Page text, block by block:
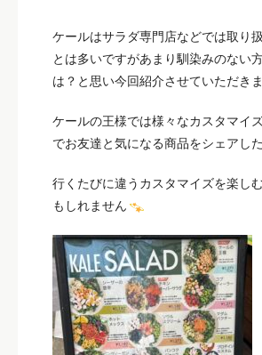
ケールはサラダ専門店などでは取り
とは多いですがあまり馴染みのない
は？と思い今回紹介させていただき
ケールの王様では様々なカスタマイ
でお友達と気になる商品をシェアし
行くたびに違うカスタマイズを楽し
もしれません